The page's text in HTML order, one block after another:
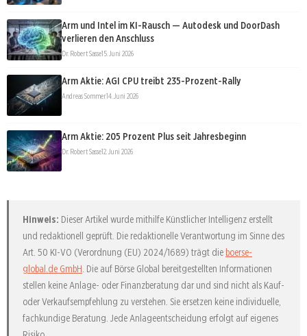
Arm und Intel im KI-Rausch — Autodesk und DoorDash
verlieren den Anschluss
Dr. Robert Sasse15. Juni 2026
Arm Aktie: AGI CPU treibt 235-Prozent-Rally
Andreas Sommer14. Juni 2026
Arm Aktie: 205 Prozent Plus seit Jahresbeginn
Dr. Robert Sasse12. Juni 2026
Hinweis: Dieser Artikel wurde mithilfe Künstlicher Intelligenz erstellt
und redaktionell geprüft. Die redaktionelle Verantwortung im Sinne des
Art. 50 KI-VO (Verordnung (EU) 2024/1689) trägt die boerse-
global.de GmbH. Die auf Börse Global bereitgestellten Informationen
stellen keine Anlage- oder Finanzberatung dar und sind nicht als Kauf-
oder Verkaufsempfehlung zu verstehen. Sie ersetzen keine individuelle,
fachkundige Beratung. Jede Anlageentscheidung erfolgt auf eigenes